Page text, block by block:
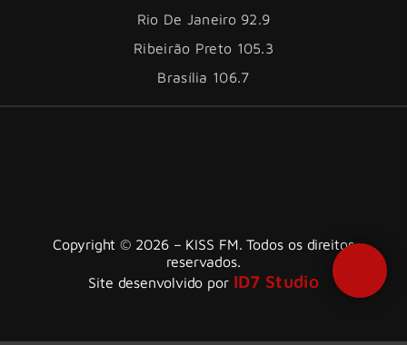
Rio De Janeiro 92.9
Ribeirão Preto 105.3
Brasília 106.7
Copyright © 2026 – KISS FM. Todos os direitos
reservados.
Site desenvolvido por ID7 Studio